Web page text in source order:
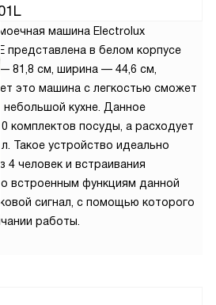
машина Electrolux
представлена в белом корпусе
81,8 см, ширина — 44,6 см,
это машина с легкостью сможет
кухне. Данное
комплектов посуды, а расходует
Такое устройство идеально
4 человек и встраивания
встроенным функциям данной
сигнал, с помощью которого
работы.